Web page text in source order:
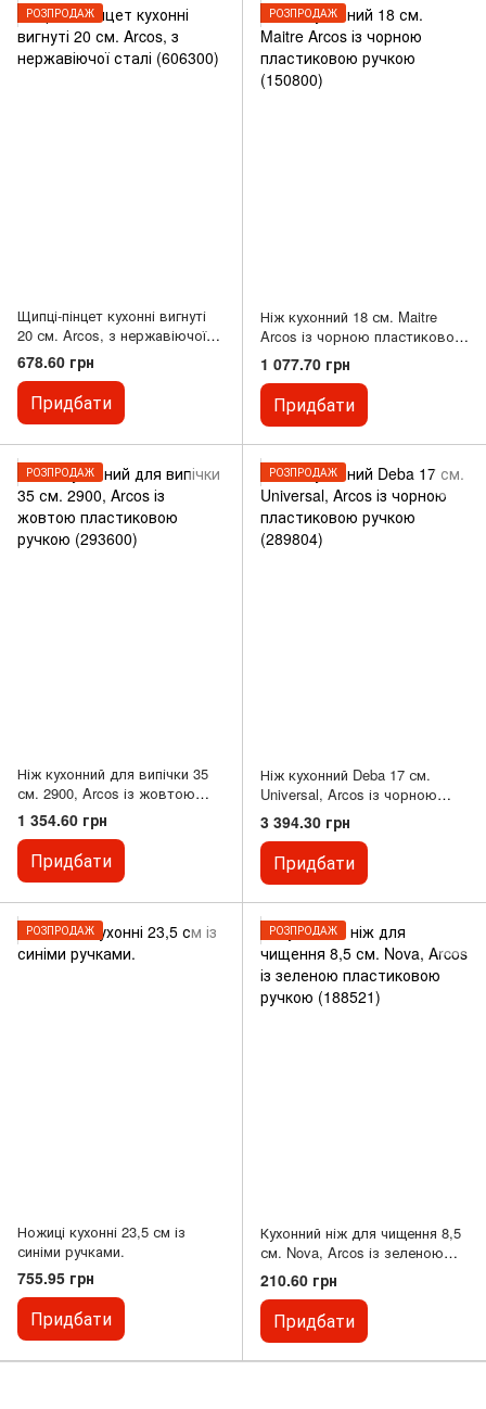
РОЗПРОДАЖ
Щипці-пінцет кухонні вигнуті
20 см. Arcos, з нержавіючої
сталі (606300)
678.60 грн
Придбати
РОЗПРОДАЖ
Ніж кухонний 18 см. Maitre
Arcos із чорною пластиковою
ручкою (150800)
1 077.70 грн
Придбати
РОЗПРОДАЖ
Ніж кухонний для випічки 35
см. 2900, Arcos із жовтою
пластиковою ручкою (293600)
1 354.60 грн
Придбати
РОЗПРОДАЖ
Ніж кухонний Deba 17 см.
Universal, Arcos із чорною
пластиковою ручкою (289804)
3 394.30 грн
Придбати
РОЗПРОДАЖ
Ножиці кухонні 23,5 см із
синіми ручками.
755.95 грн
Придбати
РОЗПРОДАЖ
Кухонний ніж для чищення 8,5
см. Nova, Arcos із зеленою
пластиковою ручкою (188521)
210.60 грн
Придбати